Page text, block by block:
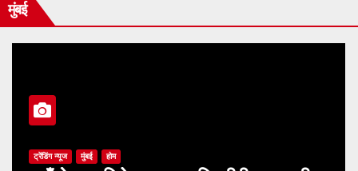
मुंबई
ट्रेंडिंग न्यूज मुंबई होम